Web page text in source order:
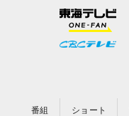
番組 ショート